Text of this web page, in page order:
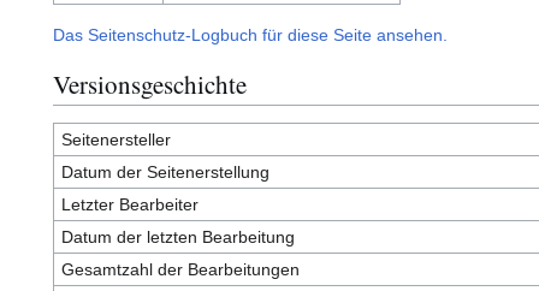
Das Seitenschutz-Logbuch für diese Seite ansehen.
Versionsgeschichte
Seitenersteller
Datum der Seitenerstellung
Letzter Bearbeiter
Datum der letzten Bearbeitung
Gesamtzahl der Bearbeitungen